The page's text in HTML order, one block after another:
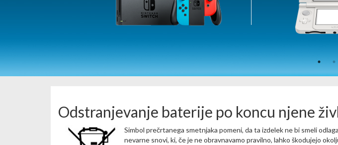
Odstranjevanje baterije po koncu njene
Simbol prečrtanega smetnjaka pomeni, da ta izdelek ne bi smeli
nevarne snovi, ki, če je ne obravnavamo pravilno, lahko škodujejo